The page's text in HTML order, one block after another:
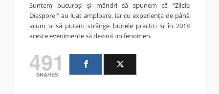
Suntem bucuroși și mândri să spunem că “Zilele
Diasporei” au luat amploare, iar cu experiența de până
acum o să putem strânge bunele practici și în 2018
aceste evenimente să devină un fenomen.
491
SHARES